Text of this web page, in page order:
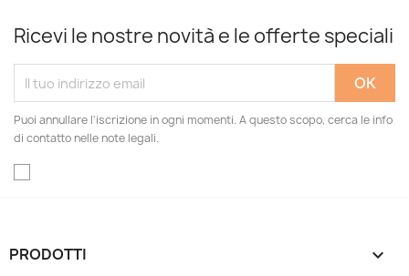
Ricevi le nostre novità e le offerte speciali
Puoi annullare l'iscrizione in ogni momenti. A questo scopo, cerca le info
di contatto nelle note legali.
PRODOTTI 